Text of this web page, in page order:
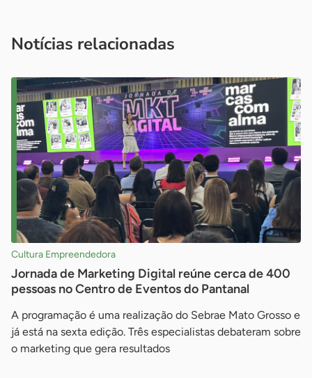
Notícias relacionadas
Cultura Empreendedora
Jornada de Marketing Digital reúne cerca de 400
pessoas no Centro de Eventos do Pantanal
A programação é uma realização do Sebrae Mato Grosso e
já está na sexta edição. Três especialistas debateram sobre
o marketing que gera resultados